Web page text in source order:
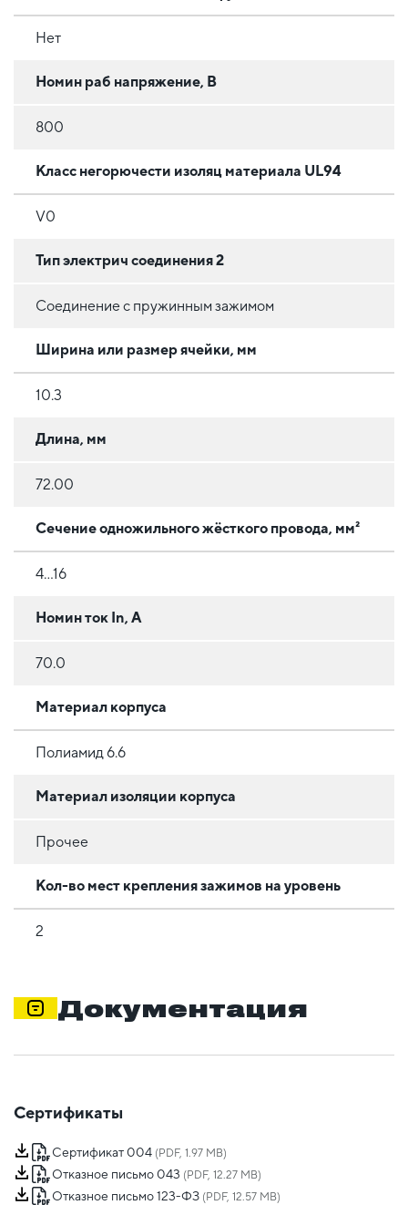
Нет
Номин раб напряжение, В
800
Класс негорючести изоляц материала UL94
V0
Тип электрич соединения 2
Соединение с пружинным зажимом
Ширина или размер ячейки, мм
10.3
Длина, мм
72.00
Сечение одножильного жёсткого провода, мм²
4...16
Номин ток In, А
70.0
Материал корпуса
Полиамид 6.6
Материал изоляции корпуса
Прочее
Кол-во мест крепления зажимов на уровень
2
Документация
Сертификаты
Сертификат 004 (PDF, 1.97 MB)
Отказное письмо 043 (PDF, 12.27 MB)
Отказное письмо 123-ФЗ (PDF, 12.57 MB)